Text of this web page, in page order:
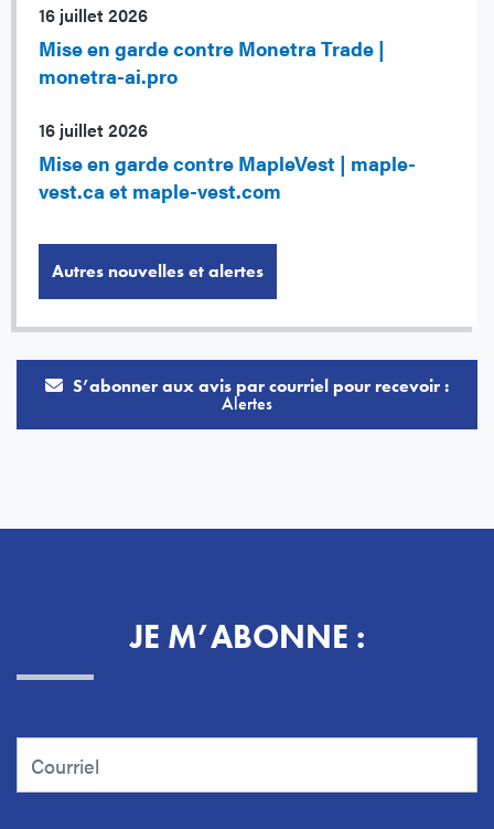
16 juillet 2026
Mise en garde contre Monetra Trade |
monetra-ai.pro
16 juillet 2026
Mise en garde contre MapleVest | maple-
vest.ca et maple-vest.com
Autres nouvelles et alertes
S’abonner aux avis par courriel pour recevoir :
Alertes
JE M’ABONNE :